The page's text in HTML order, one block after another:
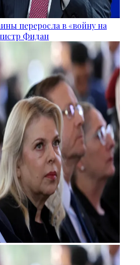
переросла в «войну на
Фидан